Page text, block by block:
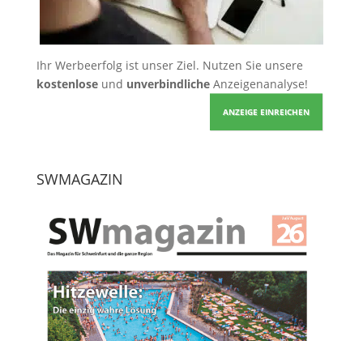
Ihr Werbeerfolg ist unser Ziel. Nutzen Sie unsere
kostenloseund unverbindlicheAnzeigenanalyse!
ANZEIGE EINREICHEN
SWMAGAZIN